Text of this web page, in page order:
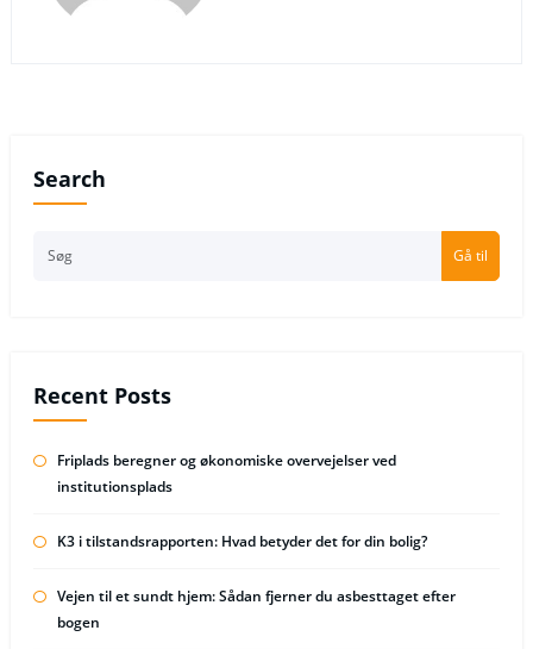
Search
Gå til
Recent Posts
Friplads beregner og økonomiske overvejelser ved
institutionsplads
K3 i tilstandsrapporten: Hvad betyder det for din bolig?
Vejen til et sundt hjem: Sådan fjerner du asbesttaget efter
bogen